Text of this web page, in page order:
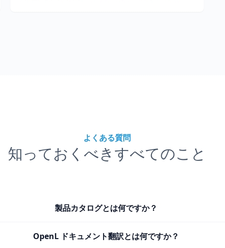
よくある質問
知っておくべきすべてのこと
製品カタログとは何ですか？
OpenL ドキュメント翻訳とは何ですか？